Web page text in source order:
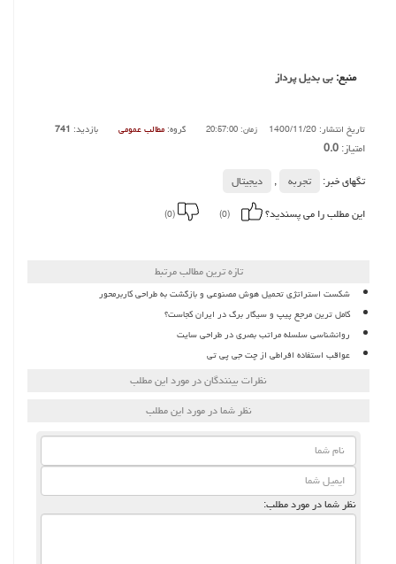
منبع:بی بدیل پرداز
تاریخ انتشار: 1400/11/20 زمان: 20:57:00 گروه: مطالب عمومی بازدید: 741
امتیاز:0.0
تگهای خبر:
تجربه ,
دیجیتال
این مطلب را می پسندید؟
(0)
(0)
تازه ترین مطالب مرتبط
شکست استراتژی تحمیل هوش مصنوعی و بازگشت به طراحی کاربرمحور
کامل ترین مرجع پیپ و سیگار برگ در ایران کجاست؟
روانشناسی سلسله مراتب بصری در طراحی سایت
عواقب استفاده افراطی از چت جی پی تی
نظرات بینندگان در مورد این مطلب
نظر شما در مورد این مطلب
نظر شما در مورد مطلب: